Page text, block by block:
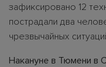
зафиксировано 12
пострадали два
чрезвычайных
Накануне в Тюмени в